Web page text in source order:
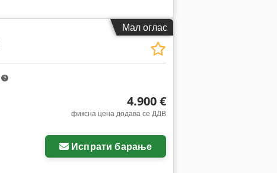
Мал оглас
4.900 €
фиксна цена додава се ДДВ
Испрати барање